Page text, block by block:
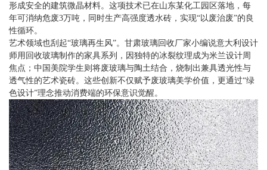
形成安全的建筑微晶材料。这项技术已在山东某化工园区落地，每
年可消纳危废3万吨，同时生产高强度透水砖，实现“以废治废”的良
性循环。
艺术领域也刮起“玻璃再生风”。 甘肃玻璃回收厂家小编说意大利设计
师用回收玻璃制作的家具系列，因独特的冰裂纹理成为米兰设计周
焦点；中国美院学生则将废玻璃与陶土结合，烧制出兼具透光性与
透气性的艺术瓷砖。这些创新不仅赋予废玻璃美学价值，更通过“绿
色设计”理念推动消费端的环保意识觉醒。